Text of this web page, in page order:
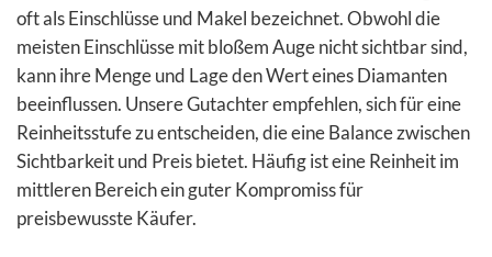
oft als Einschlüsse und Makel bezeichnet. Obwohl die
meisten Einschlüsse mit bloßem Auge nicht sichtbar sind,
kann ihre Menge und Lage den Wert eines Diamanten
beeinflussen. Unsere Gutachter empfehlen, sich für eine
Reinheitsstufe zu entscheiden, die eine Balance zwischen
Sichtbarkeit und Preis bietet. Häufig ist eine Reinheit im
mittleren Bereich ein guter Kompromiss für
preisbewusste Käufer.